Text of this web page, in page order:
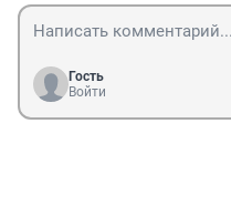
Гость
Войти